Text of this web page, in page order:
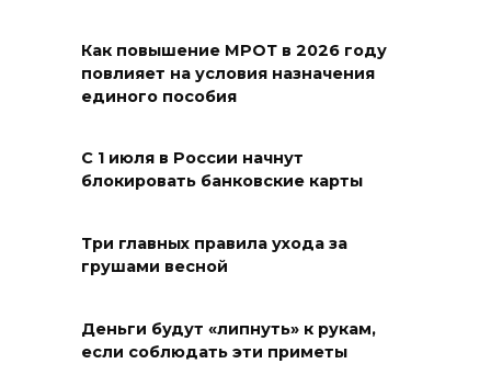
В Таганроге горел склад на
250 «квадратах»
Парк не построю: Николай
становиться меценатом для
Ростова
Как повышение МРОТ в 2026 году
повлияет на условия назначения
единого пособия
С 1 июля в России начнут
блокировать банковские карты
Три главных правила ухода за
грушами весной
Деньги будут «липнуть» к рукам,
если соблюдать эти приметы